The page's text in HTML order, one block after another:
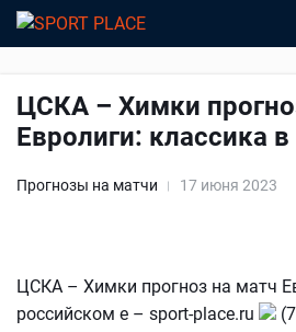
ЦСКА – Химки
Евролиги: классика
Прогнозы на матчи 17 июня 2023
ЦСКА – Химки прогноз на матч
российском е – sport-place.ru